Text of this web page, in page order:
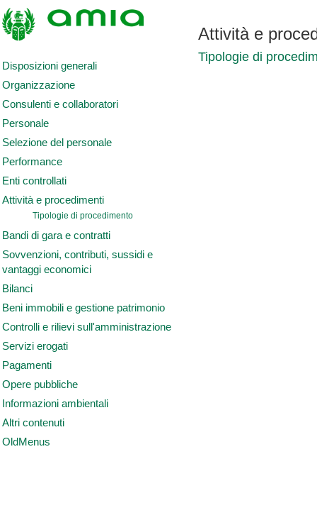
Disposizioni generali
Organizzazione
Consulenti e collaboratori
Personale
Selezione del personale
Performance
Enti controllati
Attività e procedimenti
Tipologie di procedimento
Bandi di gara e contratti
Sovvenzioni, contributi, sussidi e
vantaggi economici
Bilanci
Beni immobili e gestione patrimonio
Controlli e rilievi sull'amministrazione
Servizi erogati
Pagamenti
Opere pubbliche
Informazioni ambientali
Altri contenuti
OldMenus
Attività e
Tipologie di